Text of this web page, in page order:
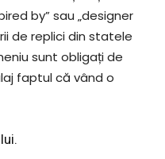
by” sau „designer
de replici din statele
sunt obligați de
faptul că vând o